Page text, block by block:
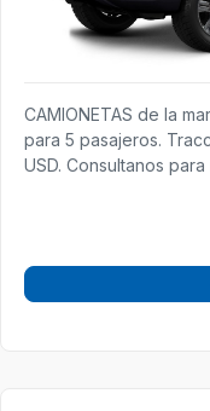
CAMIONETAS de la
para 5 pasajeros.
USD. Consultanos